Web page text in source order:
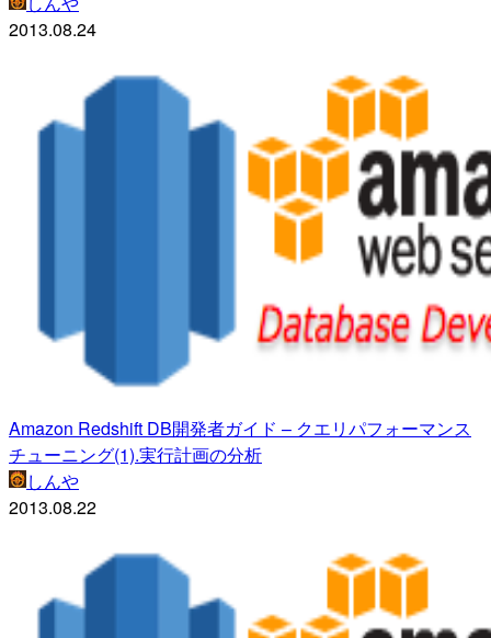
2013.08.24
Amazon Redshift DB開発者ガイド – クエリパフォーマンス
チューニング(1).実行計画の分析
しんや
2013.08.22